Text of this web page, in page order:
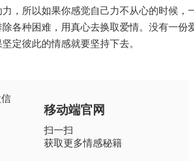
，所以如果你感觉自己力不从心的时候，
各种困难，用真心去换取爱情。没有一份
定彼此的情感就要坚持下去。
移动端官网
扫一扫
获取更多情感秘籍